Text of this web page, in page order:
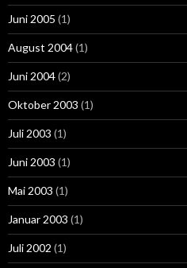
Juni 2005 (1)
August 2004(1)
Juni 2004(2)
Oktober 2003 (1)
Juli 2003 (1)
Juni 2003 (1)
Mai 2003 (1)
Januar 2003 (1)
Juli 2002 (1)